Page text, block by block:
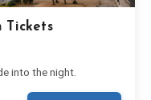
Tickets
into the night.